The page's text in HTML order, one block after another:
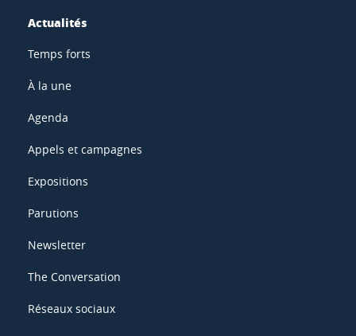
Actualités
Temps forts
À la une
Agenda
Appels et campagnes
Expositions
Parutions
Newsletter
The Conversation
Réseaux sociaux